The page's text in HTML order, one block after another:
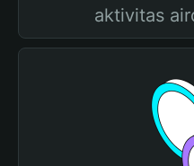
aktivitas